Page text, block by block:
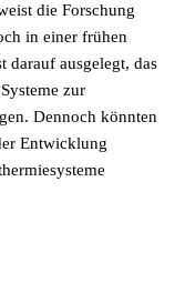
die Forschung
in einer frühen
darauf ausgelegt, das
zur
Dennoch könnten
Entwicklung